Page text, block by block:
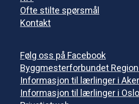
Ofte stilte spørsmål
Kontakt
Følg oss på Facebook
Byggmesterforbundet
Informasjon til lærlinger i
Informasjon til lærlinger i Oslo